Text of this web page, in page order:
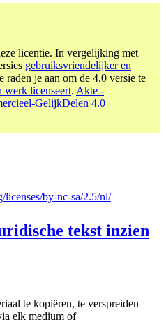
licentie. In vergelijking met
gebruiksvriendelijker en
raden je aan om de 4.0 versie te
werk licenseert. Akte -
GelijkDelen 4.0
licenses/by-nc-sa/2.5/nl/
tekst inzien
te kopiëren, te verspreiden
elk medium of